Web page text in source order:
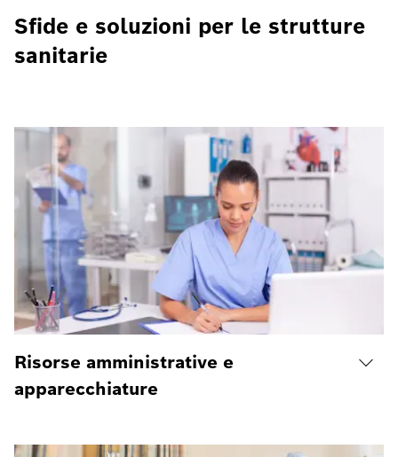
Sfide e soluzioni per le strutture
sanitarie
Risorse amministrative e
apparecchiature